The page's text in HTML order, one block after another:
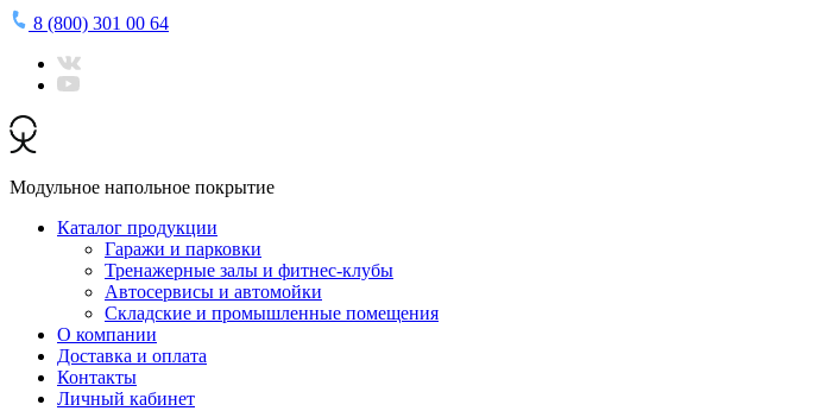
8 (800) 301 00 64
Модульное напольное покрытие
Каталог продукции
Гаражи и парковки
Тренажерные залы и фитнес-клубы
Автосервисы и автомойки
Складские и промышленные помещения
О компании
Доставка и оплата
Контакты
Личный кабинет